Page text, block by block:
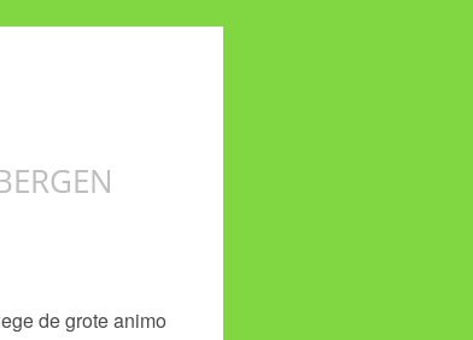
de grote animo